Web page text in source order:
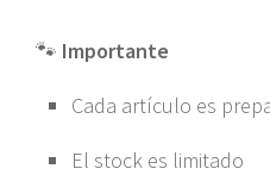
🐾 Importante
Cada artículo es
El stock es limitado